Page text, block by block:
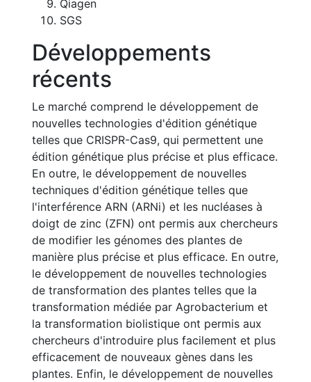
Qiagen
SGS
Développements
récents
Le marché comprend le développement de
nouvelles technologies d'édition génétique
telles que CRISPR-Cas9, qui permettent une
édition génétique plus précise et plus efficace.
En outre, le développement de nouvelles
techniques d'édition génétique telles que
l'interférence ARN (ARNi) et les nucléases à
doigt de zinc (ZFN) ont permis aux chercheurs
de modifier les génomes des plantes de
manière plus précise et plus efficace. En outre,
le développement de nouvelles technologies
de transformation des plantes telles que la
transformation médiée par Agrobacterium et
la transformation biolistique ont permis aux
chercheurs d'introduire plus facilement et plus
efficacement de nouveaux gènes dans les
plantes. Enfin, le développement de nouvelles